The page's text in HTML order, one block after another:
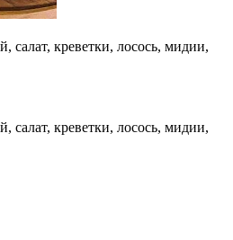
салат, креветки, лосось, мидии,
салат, креветки, лосось, мидии,